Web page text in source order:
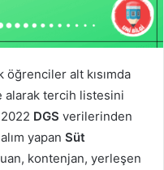
öğrenciler alt kısımda
alarak tercih listesini
DGS verilerinden
yapan Süt
kontenjan, yerleşen